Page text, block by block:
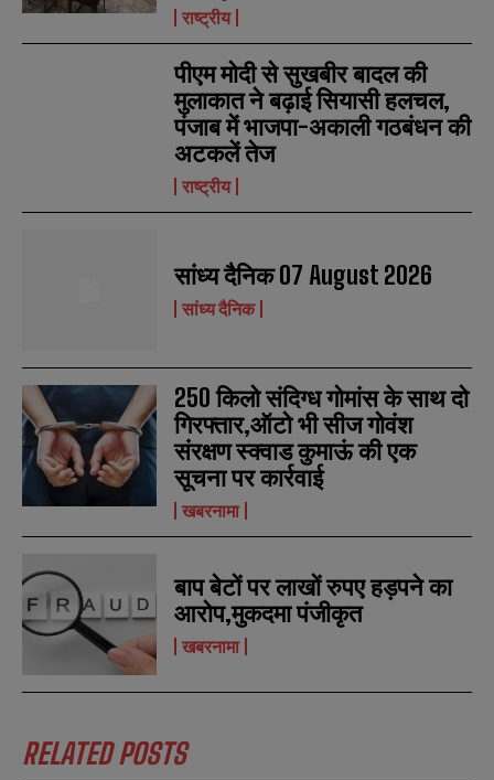
a
*
u
m
b
e
SUBMIT
a
*
u
m
b
e
SUBMIT
राष्ट्रीय
पीएम मोदी से सुखबीर बादल की
मुलाकात ने बढ़ाई सियासी हलचल,
पंजाब में भाजपा-अकाली गठबंधन की
अटकलें तेज
राष्ट्रीय
सांध्य दैनिक 07 August 2026
सांध्य दैनिक
250 किलो संदिग्ध गोमांस के साथ दो
गिरफ्तार,ऑटो भी सीज गोवंश
संरक्षण स्क्वाड कुमाऊं की एक
सूचना पर कार्रवाई
खबरनामा
बाप बेटों पर लाखों रुपए हड़पने का
आरोप,मुकदमा पंजीकृत
खबरनामा
RELATED POSTS